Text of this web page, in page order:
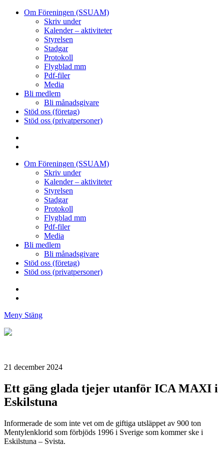
Om Föreningen (SSUAM)
Skriv under
Kalender – aktiviteter
Styrelsen
Stadgar
Protokoll
Flygblad mm
Pdf-filer
Media
Bli medlem
Bli månadsgivare
Stöd oss (företag)
Stöd oss (privatpersoner)
Om Föreningen (SSUAM)
Skriv under
Kalender – aktiviteter
Styrelsen
Stadgar
Protokoll
Flygblad mm
Pdf-filer
Media
Bli medlem
Bli månadsgivare
Stöd oss (företag)
Stöd oss (privatpersoner)
Meny Stäng
Föreningen
Av
21 december 2024
Ett gäng glada tjejer utanför ICA MAXI i
Eskilstuna
Informerade de som inte vet om de giftiga utsläppet av 900 ton
Mentylenklorid som förbjöds 1996 i Sverige som kommer ske i
Eskilstuna – Svista.